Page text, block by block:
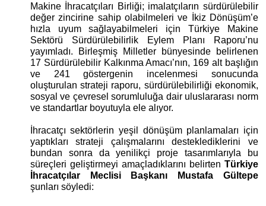
Makine İhracatçıları Birliği; imalatçıların sürdürülebilir
değer zincirine sahip olabilmeleri ve İkiz Dönüşüm’e
hızla uyum sağlayabilmeleri için Türkiye Makine
Sektörü Sürdürülebilirlik Eylem Planı Raporu’nu
yayımladı. Birleşmiş Milletler bünyesinde belirlenen
17 Sürdürülebilir Kalkınma Amacı’nın, 169 alt başlığın
ve 241 göstergenin incelenmesi sonucunda
oluşturulan strateji raporu, sürdürülebilirliği ekonomik,
sosyal ve çevresel sorumluluğa dair uluslararası norm
ve standartlar boyutuyla ele alıyor.
İhracatçı sektörlerin yeşil dönüşüm planlamaları için
yaptıkları strateji çalışmalarını desteklediklerini ve
bundan sonra da yenilikçi proje tasarımlarıyla bu
süreçleri geliştirmeyi amaçladıklarını belirten Türkiye
İhracatçılar Meclisi Başkanı Mustafa Gültepe
şunları söyledi: